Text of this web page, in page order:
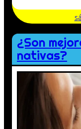
¿Son
nativas?